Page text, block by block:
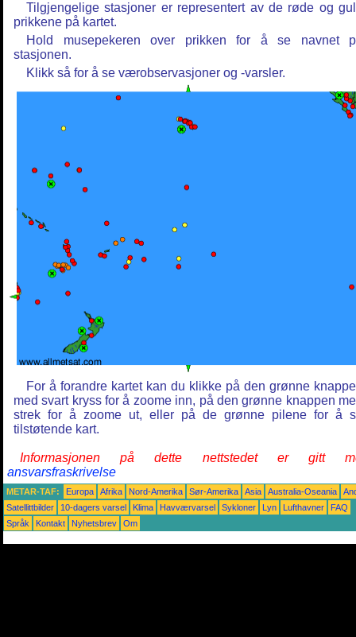
Tilgjengelige stasjoner er representert av de røde og
prikkene på kartet.
Hold musepekeren over prikken for å se navnet
stasjonen.
Klikk så for å se værobservasjoner og -varsler.
For å forandre kartet kan du klikke på den grønne
med svart kryss for å zoome inn, på den grønne knappen
strek for å zoome ut, eller på de grønne pilene for å
tilstøtende kart.
Informasjonen på dette nettstedet er gitt
ansvarsfraskrivelse
METAR-TAF: Europa Afrika Nord-Amerika Sør-Amerika Asia Australia-Oseania
Satellittbilder
10-dagers varsel Klima Havværvarsel Sykloner Lyn Lufthavner
FAQ
Språk
Kontakt Nyhetsbrev Om